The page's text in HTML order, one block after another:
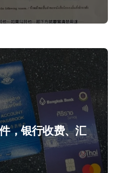
，银行收费、汇